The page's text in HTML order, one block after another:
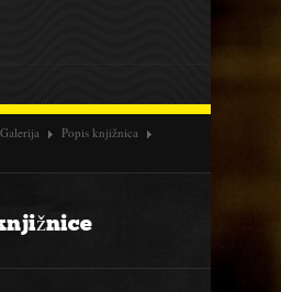
Galerija
Popis knjižnica